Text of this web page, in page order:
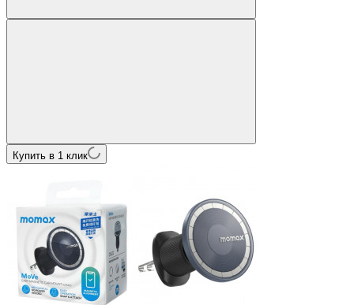
Купить в 1 клик